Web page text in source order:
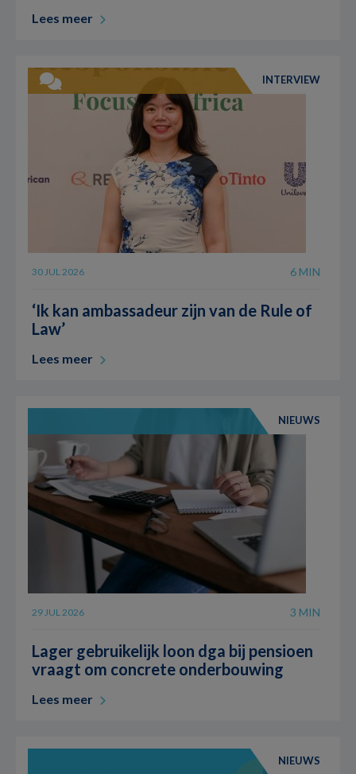
Lees meer
INTERVIEW
30 JUL 2026 6 MIN
‘Ik kan ambassadeur zijn van de Rule of
Law’
Lees meer
NIEUWS
29 JUL 2026 3 MIN
Lager gebruikelijk loon dga bij pensioen
vraagt om concrete onderbouwing
Lees meer
NIEUWS